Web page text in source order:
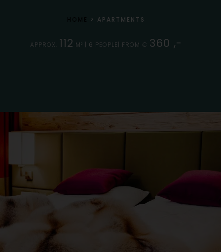
> APARTMENTS
APPROX. 112 M² | 6 PEOPLE| FROM € 360 ,-